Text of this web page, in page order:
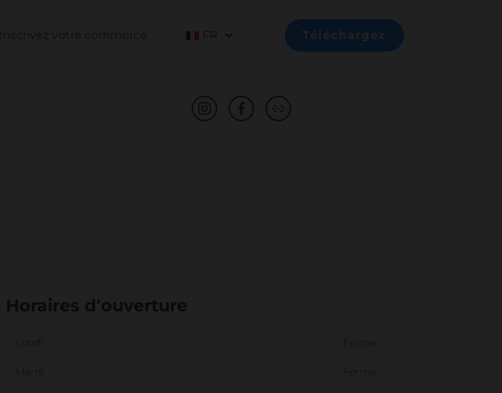
Inscrivez votre commerce FR Téléchargez
Horaires d'ouverture